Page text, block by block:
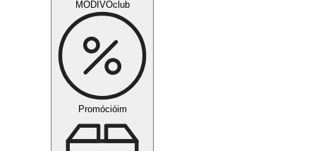
MODIVOclub
Promócióim